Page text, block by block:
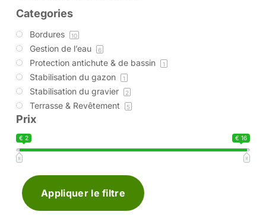
Categories
Bordures 10
Gestion de l’eau 6
Protection antichute & de bassin 1
Stabilisation du gazon 1
Stabilisation du gravier 2
Terrasse & Revêtement 5
Prix
€ 2 € 16
Appliquer le filtre